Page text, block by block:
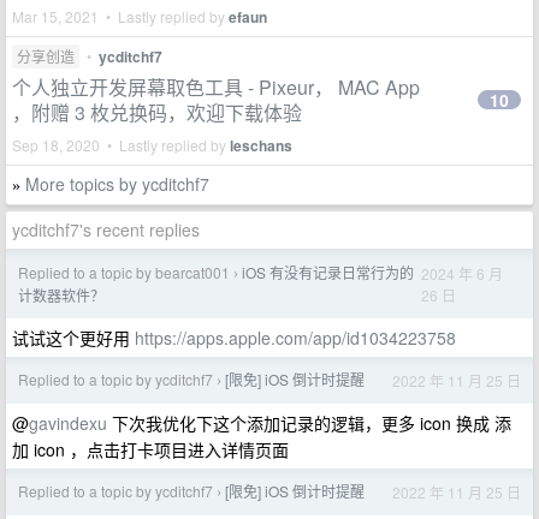
Mar 15, 2021 • Lastly replied byefaun
分享创造 • ycditchf7
个人独立开发屏幕取色工具 - Pixeur， MAC App
，附赠 3 枚兑换码，欢迎下载体验
Sep 18, 2020 • Lastly replied byleschans
10
» More topics by ycditchf7
ycditchf7's recent replies
Replied to a topic by bearcat001 › iOS 有没有记录日常行为的
计数器软件？
2024 年 6 月
26 日
试试这个更好用 https://apps.apple.com/app/id1034223758
Replied to a topic by ycditchf7 › [限免] iOS 倒计时提醒 2022 年 11 月 25 日
@gavindexu 下次我优化下这个添加记录的逻辑，更多 icon 换成 添
加 icon ，点击打卡项目进入详情页面
Replied to a topic by ycditchf7 › [限免] iOS 倒计时提醒 2022 年 11 月 25 日